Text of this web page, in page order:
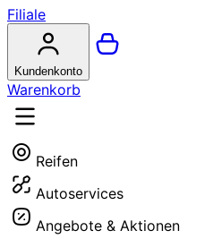
Filiale
Kundenkonto
Warenkorb
Reifen
Autoservices
Angebote & Aktionen